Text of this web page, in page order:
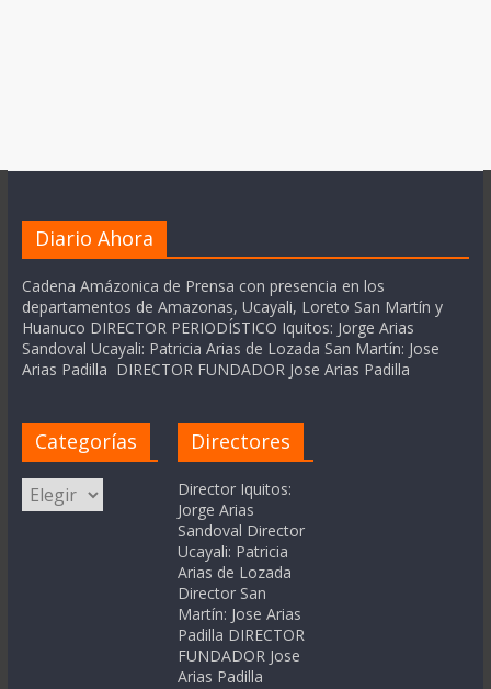
Diario Ahora
Cadena Amázonica de Prensa con presencia en los
departamentos de Amazonas, Ucayali, Loreto San Martín y
Huanuco DIRECTOR PERIODÍSTICO Iquitos: Jorge Arias
Sandoval Ucayali: Patricia Arias de Lozada San Martín: Jose
Arias Padilla DIRECTOR FUNDADOR Jose Arias Padilla
Categorías
Categorías
Directores
Director Iquitos:
Jorge Arias
Sandoval Director
Ucayali: Patricia
Arias de Lozada
Director San
Martín: Jose Arias
Padilla DIRECTOR
FUNDADOR Jose
Arias Padilla